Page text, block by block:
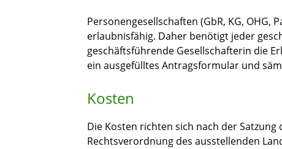
Personengesellschaften (GbR, KG, OHG,
erlaubnisfähig. Daher benötigt jeder
geschäftsführende Gesellschafterin die
ein ausgefülltes Antragsformular und
Kosten
Die Kosten richten sich nach der
Rechtsverordnung des ausstellenden